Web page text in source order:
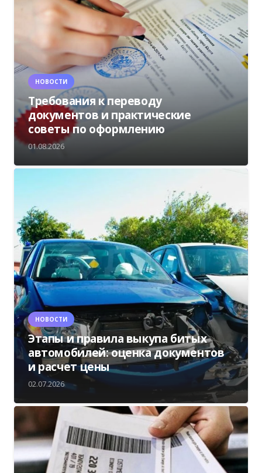
НОВОСТИ
Требования к переводу
документов и практические
советы по оформлению
01.08.2026
НОВОСТИ
Этапы и правила выкупа битых
автомобилей: оценка документов
и расчет цены
02.07.2026